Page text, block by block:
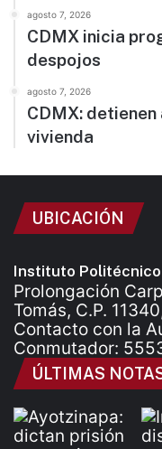
agosto 7, 2026
CDMX inicia
despojos
agosto 7, 2026
CDMX:
vivienda
UBICACIÓN
Instituto
Prolongación
Tomás, C.P.
Contacto con la
Conmutador:
ÚLTIMAS